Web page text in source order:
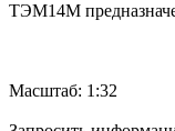
ТЭМ14М
Масштаб: 1:32